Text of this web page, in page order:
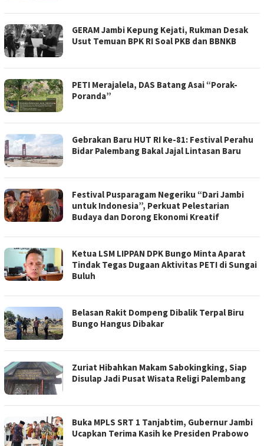
GERAM Jambi Kepung Kejati, Rukman Desak
Usut Temuan BPK RI Soal PKB dan BBNKB
PETI Merajalela, DAS Batang Asai “Porak-
Poranda”
Gebrakan Baru HUT RI ke-81: Festival Perahu
Bidar Palembang Bakal Jajal Lintasan Baru
Festival Pusparagam Negeriku “Dari Jambi
untuk Indonesia”, Perkuat Pelestarian
Budaya dan Dorong Ekonomi Kreatif
Ketua LSM LIPPAN DPK Bungo Minta Aparat
Tindak Tegas Dugaan Aktivitas PETI di Sungai
Buluh
Belasan Rakit Dompeng Dibalik Terpal Biru
Bungo Hangus Dibakar
Zuriat Hibahkan Makam Sabokingking, Siap
Disulap Jadi Pusat Wisata Religi Palembang
Buka MPLS SRT 1 Tanjabtim, Gubernur Jambi
Ucapkan Terima Kasih ke Presiden Prabowo